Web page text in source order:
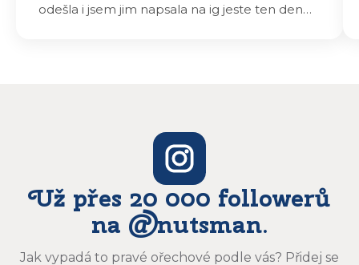
odešla i jsem jim napsala na ig jeste ten den
Už přes 20 000 followerů
na @nutsman.
Jak vypadá to pravé ořechové podle vás? Přidej se